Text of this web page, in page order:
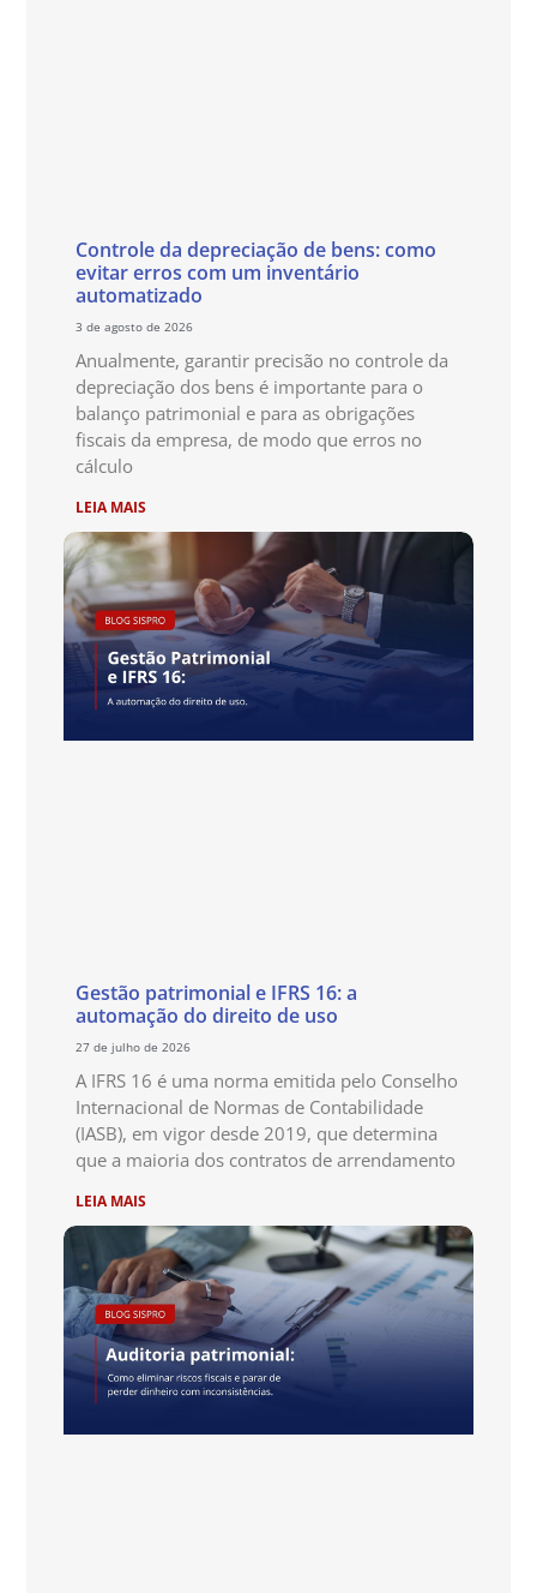
Controle da depreciação de bens: como
evitar erros com um inventário
automatizado
3 de agosto de 2026
Anualmente, garantir precisão no controle da
depreciação dos bens é importante para o
balanço patrimonial e para as obrigações
fiscais da empresa, de modo que erros no
cálculo
LEIA MAIS
Gestão patrimonial e IFRS 16: a
automação do direito de uso
27 de julho de 2026
A IFRS 16 é uma norma emitida pelo Conselho
Internacional de Normas de Contabilidade
(IASB), em vigor desde 2019, que determina
que a maioria dos contratos de arrendamento
LEIA MAIS